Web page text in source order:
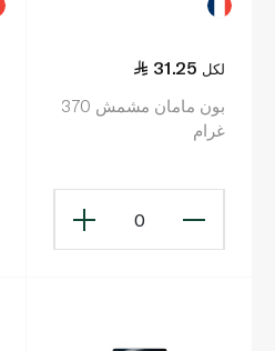
31.25 لكل
بون مامان مشمش 370
غرام
0